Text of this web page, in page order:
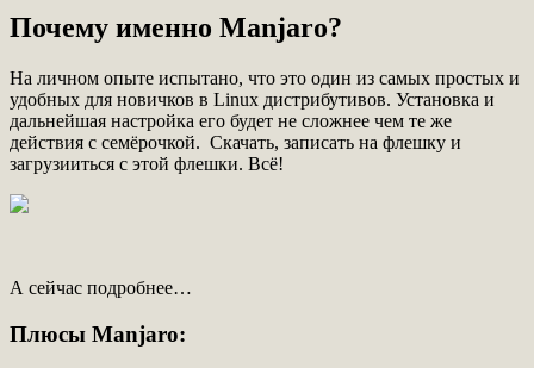
Почему именно Manjaro?
На личном опыте испытано, что это один из самых простых и
удобных для новичков в Linux дистрибутивов. Установка и
дальнейшая настройка его будет не сложнее чем те же
действия с семёрочкой. Скачать, записать на флешку и
загрузииться с этой флешки. Всё!
А сейчас подробнее…
Плюсы Manjaro: